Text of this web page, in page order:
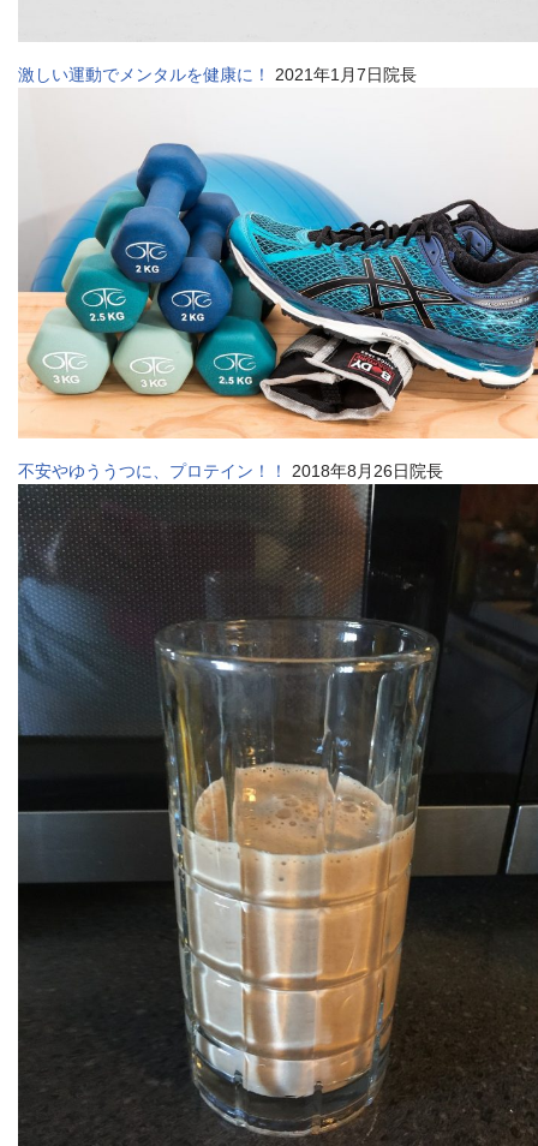
激しい運動でメンタルを健康に！ 2021年1月7日院長
不安やゆううつに、プロテイン！！ 2018年8月26日院長